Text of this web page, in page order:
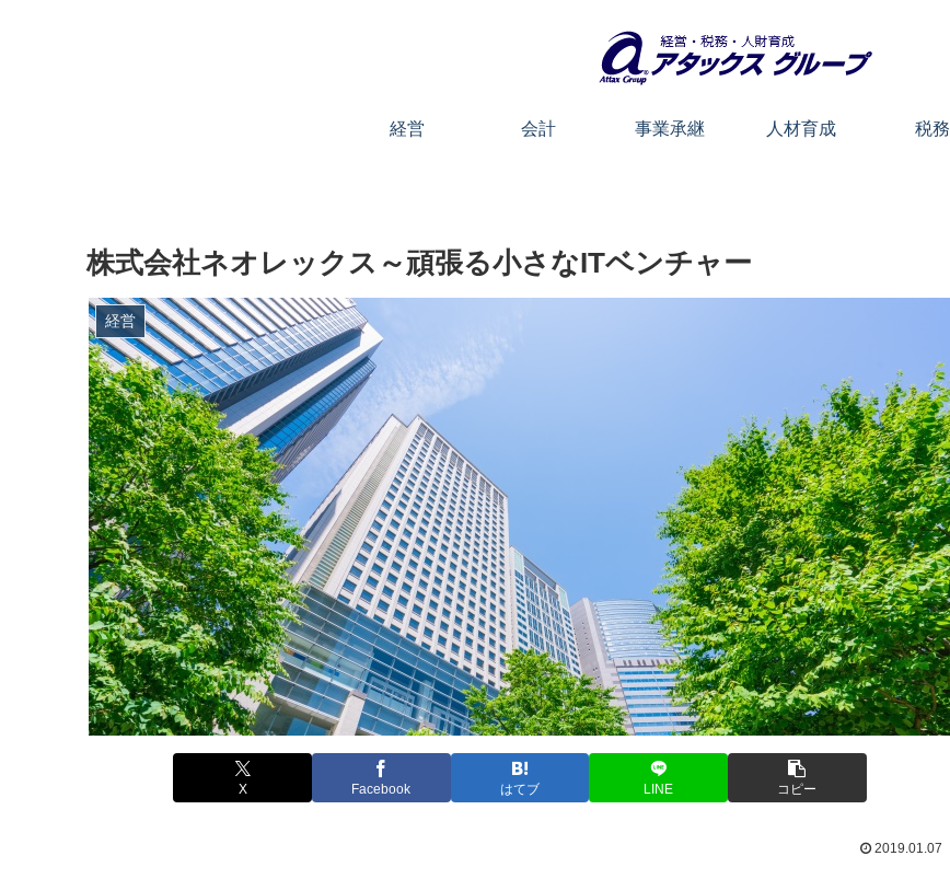
経営 会計 事業承継 人材育成 税務
株式会社ネオレックス～頑張る小さなITベンチャー
経営
X Facebook はてブ LINE コピー
2019.01.07